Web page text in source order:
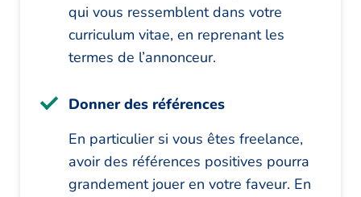
qui vous ressemblent dans votre
curriculum vitae, en reprenant les
termes de l’annonceur.
Donner des références
En particulier si vous êtes freelance,
avoir des références positives pourra
grandement jouer en votre faveur. En